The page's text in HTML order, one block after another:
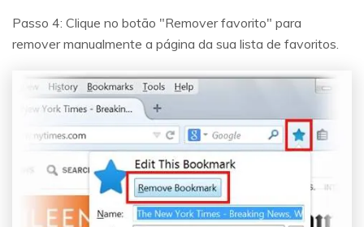
Passo 4: Clique no botão "Remover favorito" para
remover manualmente a página da sua lista de favoritos.